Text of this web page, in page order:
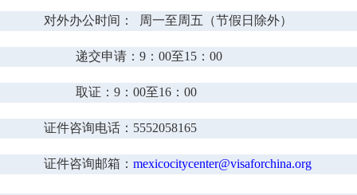
对外办公时间： 周一至周五（节假日除外）
递交申请：9：00至15：00
取证：9：00至16：00
证件咨询电话：5552058165
证件咨询邮箱： mexicocitycenter@visaforchina.org